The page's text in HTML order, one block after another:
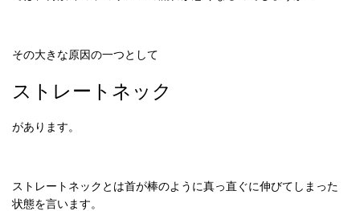
その大きな原因の一つとして
ストレートネック
があります。
ストレートネックとは首が棒のように真っ直ぐに伸びてしまった
状態を言います。